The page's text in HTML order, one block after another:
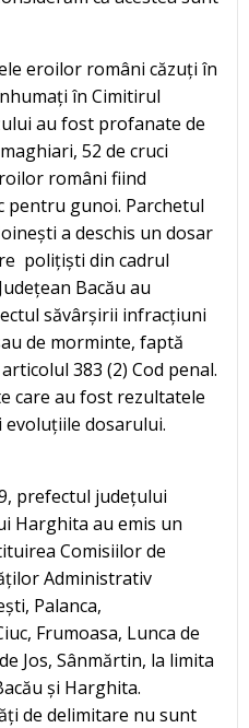
eroilor români căzuți în
în Cimitirul
au fost profanate de
52 de cruci
români fiind
pentru gunoi. Parchetul
a deschis un dosar
polițiști din cadrul
Bacău au
săvârșirii infracțiuni
de morminte, faptă
383 (2) Cod penal.
care au fost rezultatele
evoluțiile dosarului.
prefectul județului
Harghita au emis un
Comisiilor de
Administrativ
Palanca,
Frumoasa, Lunca de
Jos, Sânmărtin, la limita
și Harghita.
de delimitare nu sunt